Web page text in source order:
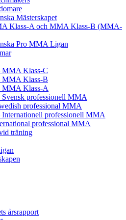
Mästerskapet
Klass-A och MMA Klass-B (MMA-
Pro MMA Ligan
MMA Klass-C
MMA Klass-B
MMA Klass-A
professionell MMA
professional MMA
professionell MMA
professional MMA
träning
årsrapport